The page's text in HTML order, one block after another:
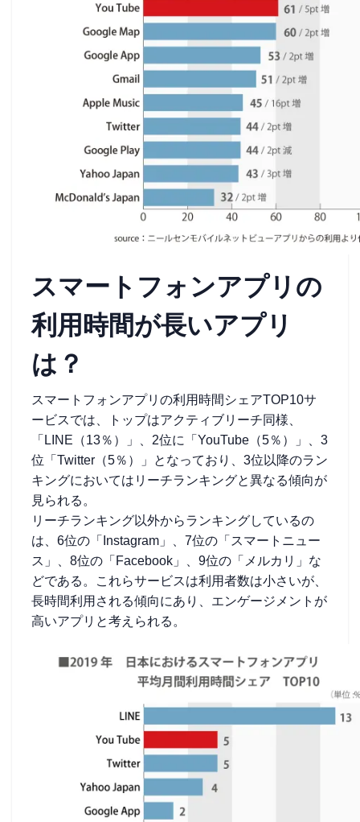
スマートフォンアプリの
利用時間が長いアプリ
は？
スマートフォンアプリの利用時間シェアTOP10サ
ービスでは、トップはアクティブリーチ同様、
「LINE（13％）」、2位に「YouTube（5％）」、3
位「Twitter（5％）」となっており、3位以降のラン
キングにおいてはリーチランキングと異なる傾向が
見られる。
リーチランキング以外からランキングしているの
は、6位の「Instagram」、7位の「スマートニュー
ス」、8位の「Facebook」、9位の「メルカリ」な
どである。これらサービスは利用者数は小さいが、
長時間利用される傾向にあり、エンゲージメントが
高いアプリと考えられる。